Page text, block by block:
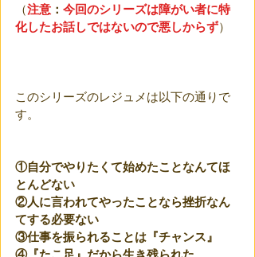
（注意 ： 今回のシリーズは障がい者に特
化したお話しではないので悪しからず）
このシリーズのレジュメは以下の通りで
す。
①自分でやりたくて始めたことなんてほ
とんどない
②人に言われてやったことなら挫折なん
てする必要ない
③仕事を振られることは『チャンス』
④『たこ足』だから生き残られた